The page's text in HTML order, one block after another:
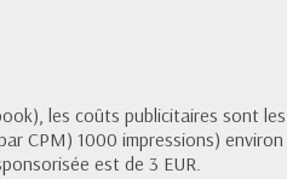
les coûts publicitaires sont
CPM) 1000 impressions)
est de 3 EUR.